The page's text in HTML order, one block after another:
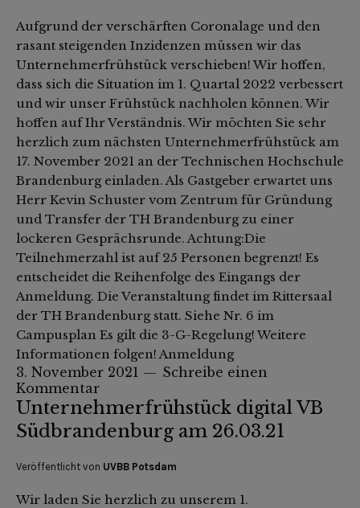
Aufgrund der verschärften Coronalage und den
rasant steigenden Inzidenzen müssen wir das
Unternehmerfrühstück verschieben! Wir hoffen,
dass sich die Situation im 1. Quartal 2022 verbessert
und wir unser Frühstück nachholen können. Wir
hoffen auf Ihr Verständnis. Wir möchten Sie sehr
herzlich zum nächsten Unternehmerfrühstück am
17. November 2021 an der Technischen Hochschule
Brandenburg einladen. Als Gastgeber erwartet uns
Herr Kevin Schuster vom Zentrum für Gründung
und Transfer der TH Brandenburg zu einer
lockeren Gesprächsrunde. Achtung:Die
Teilnehmerzahl ist auf 25 Personen begrenzt! Es
entscheidet die Reihenfolge des Eingangs der
Anmeldung. Die Veranstaltung findet im Rittersaal
der TH Brandenburg statt. Siehe Nr. 6 im
Campusplan Es gilt die 3-G-Regelung! Weitere
Informationen folgen! Anmeldung
3. November 2021
Schreibe einen
Kommentar
Unternehmerfrühstück digital VB
Südbrandenburg am 26.03.21
Veröffentlicht von UVBB Potsdam
Wir laden Sie herzlich zu unserem 1.